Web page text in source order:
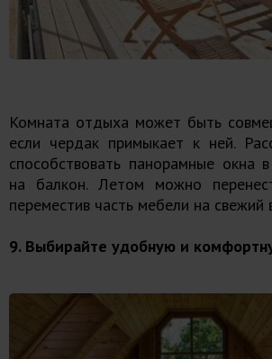
Комната отдыха может быть
если чердак примыкает к ней.
способствовать панорамные окна
на балкон. Летом можно
переместив часть мебели на свежий
9. Выбирайте удобную и